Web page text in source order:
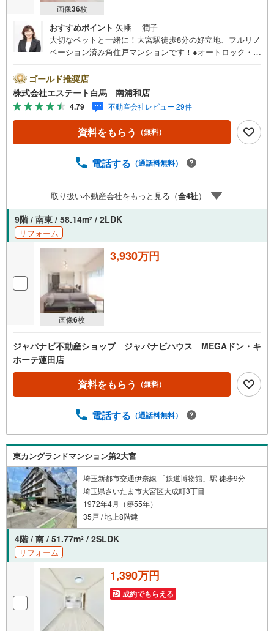
画像36枚
おすすめポイント 矢幡 潤子
大切なペットと一緒に！大宮駅徒歩8分の好立地、フルリノ
ベーション済み角住戸マンションです！●オートロック・宅
談サポート社外のファイナンシャルプランナーと資金相談
が出来ます。無料で何度でもお気軽に2.設備保証の延長サ
ービス新築住宅は2年、中古住宅は半年の設備修理サービス
を無料で付帯しています3.注文住宅「白馬の家」高気密・
高断熱のフルオーダー住宅「白馬の家」のご提案もできま
す。ご興味のある土地にプランを作るのもお任せください
視検査やリフォーム費用をお伝えするなどの無料サービス
産売却ができなかった場合、予め定めた金額で弊社が買取
いたします
ゴールド推奨店
株式会社エステート白馬 南浦和店
4.79 不動産会社レビュー 29件
資料をもらう （無料）
電話する （通話料無料）
取り扱い不動産会社をもっと見る（全4社）
9階 / 南東 / 58.14m2 / 2LDK
リフォーム
画像6枚
3,930万円
ジャパナビ不動産ショップ ジャパナビハウス MEGAドン・キ
ホーテ蓮田店
資料をもらう （無料）
電話する （通話料無料）
東カングランドマンション第2大宮
埼玉新都市交通伊奈線 「鉄道博物館」駅 徒歩9分
埼玉県さいたま市大宮区大成町3丁目
1972年4月（築55年）
35戸 / 地上8階建
4階 / 南 / 51.77m2 / 2SLDK
リフォーム
1,390万円
成約でもらえる